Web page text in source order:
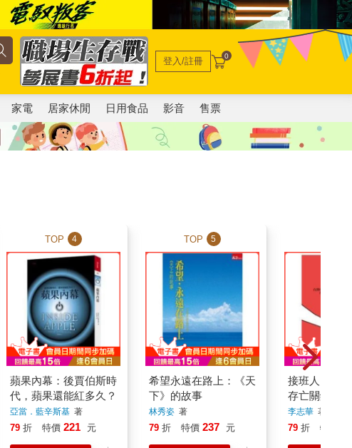
登入/註冊 0
家電 居家休閒 日用食品 影音 售票
TOP 4
蘋果內幕：後賈伯斯時
代，蘋果還能紅多久？
亞當．藍辛斯基著
79 折 特價 221 元
TOP 5
希望永遠在路上：《天
下》的故事
林秀姿著
79 折 特價 237 元
接班人：台
存亡關鍵
李志華著
79 折 特價